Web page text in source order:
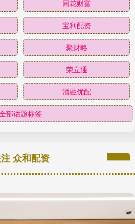
同花财富
宝利配资
聚财略
荣立通
涌融优配
部话题标签
众和配资